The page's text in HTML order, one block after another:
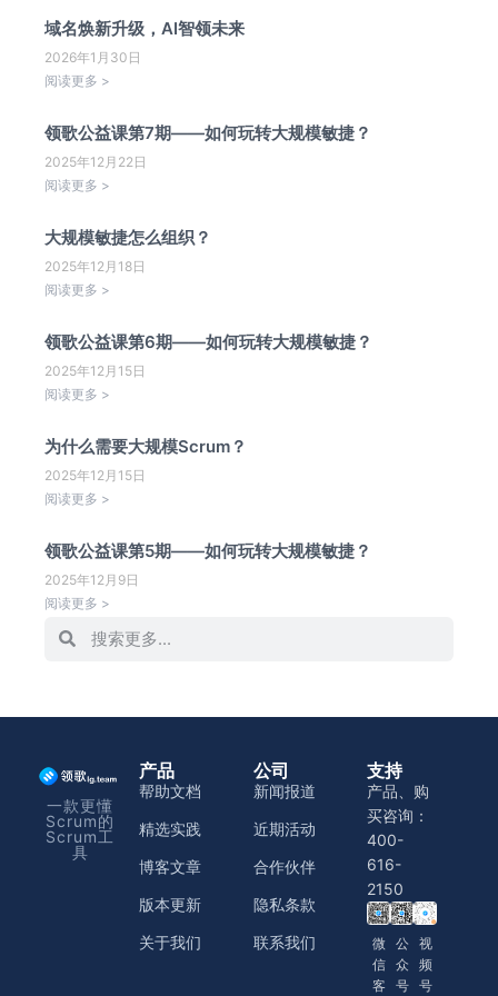
域名焕新升级，AI智领未来
2026年1月30日
阅读更多 >
领歌公益课第7期——如何玩转大规模敏捷？
2025年12月22日
阅读更多 >
大规模敏捷怎么组织？
2025年12月18日
阅读更多 >
领歌公益课第6期——如何玩转大规模敏捷？
2025年12月15日
阅读更多 >
为什么需要大规模Scrum？
2025年12月15日
阅读更多 >
领歌公益课第5期——如何玩转大规模敏捷？
2025年12月9日
阅读更多 >
一款更懂
Scrum的
Scrum工
具
产品
帮助文档
精选实践
博客文章
版本更新
关于我们
公司
新闻报道
近期活动
合作伙伴
隐私条款
联系我们
支持
产品、购
买咨询：
400-
616-
2150
微
信
客
公
众
号
视
频
号